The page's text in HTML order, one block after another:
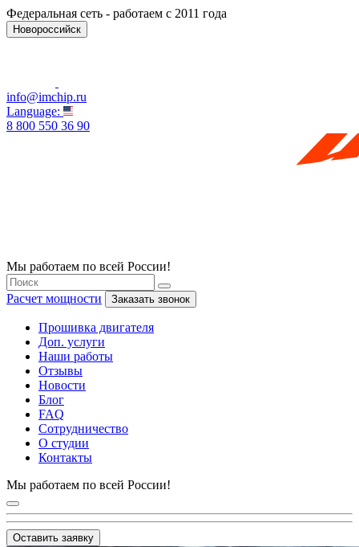
Федеральная сеть - работаем с 2011 года
Новороссийск
info@imchip.ru
Language:
8 800 550 36 90
Мы работаем по всей России!
Расчет мощности Заказать звонок
Прошивка двигателя
Доп. услуги
Наши работы
Отзывы
Новости
Блог
FAQ
Сотрудничество
О студии
Контакты
Мы работаем по всей России!
Оставить заявку